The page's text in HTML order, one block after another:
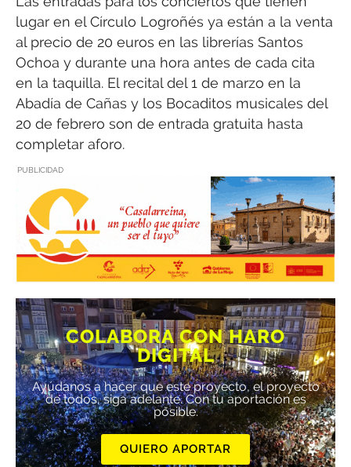
lugar en el Círculo Logroñés ya están a la venta
al precio de 20 euros en las librerías Santos
Ochoa y durante una hora antes de cada cita
en la taquilla. El recital del 1 de marzo en la
Abadía de Cañas y los Bocaditos musicales del
20 de febrero son de entrada gratuita hasta
completar aforo.
PUBLICIDAD
COLABORA CON HARO
DIGITAL
Ayúdanos a hacer que este proyecto, el proyecto
de todos, siga adelante. Con tu aportación es
posible.
QUIERO APORTAR